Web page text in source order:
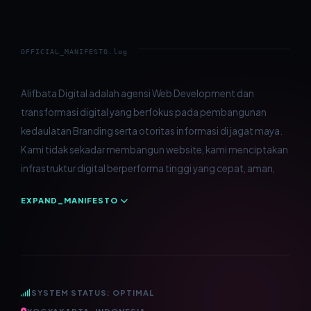
Hotel & Penginapan
Website & Aplikasi Desa
Kontak
Program
Kebijakan Privasi
Syarat & Ketentuan
OFFICIAL_MANIFESTO.log
Alifbata Digital adalah agensi Web Development dan
transformasi digital yang berfokus pada pembangunan
kedaulatan Branding serta otoritas informasi di jagat maya.
Kami tidak sekadar membangun website, kami menciptakan
infrastruktur digital berperforma tinggi yang cepat, aman,
dan dirancang untuk mendominasi hasil pencarian melalui
strategi SEO yang presisi. Sebagai Mitra Strategis bagi
berbagai sektor bisnis dan institusi, kami memastikan setiap
aset digital yang kami kembangkan menjadi standar baru
EXPAND_MANIFESTO
SYSTEM STATUS: OPTIMAL